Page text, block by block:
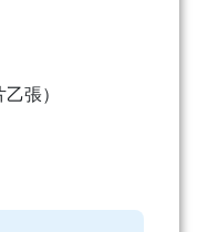
張）